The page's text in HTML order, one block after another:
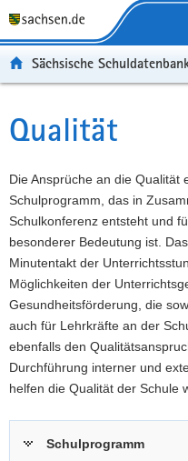
t
ü
e
r
g
r
e
i
f
e
n
d
e
r
l
a
v
i
g
a
t
i
o
n
a
t
n
h
a
l
t
W
t
r
e
I
n
f
o
r
m
a
t
i
r
i
c
e
Portalübergreifende
Sächsische
Hauptinhalt
Qualität
Die Ansprüche an die Qualität
Schulprogramm, das in
Schulkonferenz entsteht und
besonderer Bedeutung ist.
Minutentakt der
Möglichkeiten der
Gesundheitsförderung, die
auch für Lehrkräfte an der
ebenfalls den
Durchführung interner und
helfen die Qualität der Schule
Schulprogramm